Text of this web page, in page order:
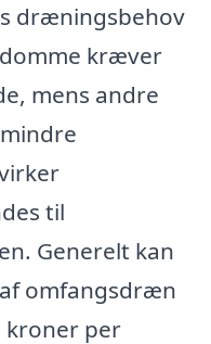
dræningsbehov
kræver
mens andre
til
Generelt kan
omfangsdræn
kroner per